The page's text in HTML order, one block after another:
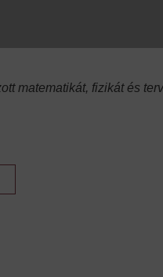
matematikát, fizikát és